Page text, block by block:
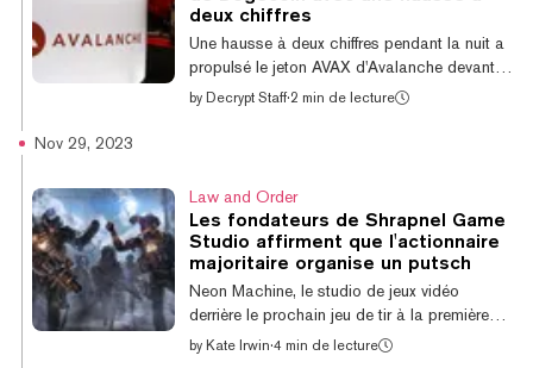
des éléments de blockchain tels que des
objets uniques dans le jeu tokenisés en tant
que NFTs. Et ce sera via un sous-ré...
deux chiffres
Une hausse à deux chiffres pendant la nuit a
propulsé le jeton AVAX d'Avalanche devant
Dogecoin (DOGE) pour devenir la 10e plus
journée précédente, avec un market cap
légèrement inférieure à 14,7 milliards de
dollars, tandis que Dogecoin a reculé de 1%
au cours de la journée précédente pour
atteindre environ 0,096 $, avec un market
cap légèrement supérieure à 13,7 milliards
by Decrypt Staff·2 min de lecture
Nov 29, 2023
Law and Order
Les fondateurs de Shrapnel Game
Studio affirment que l'actionnaire
majoritaire organise un putsch
Neon Machine, le studio de jeux vidéo
derrière le prochain jeu de tir à la première
personne basé sur la blockchain Shrapnel,
by Kate Irwin·4 min de lecture